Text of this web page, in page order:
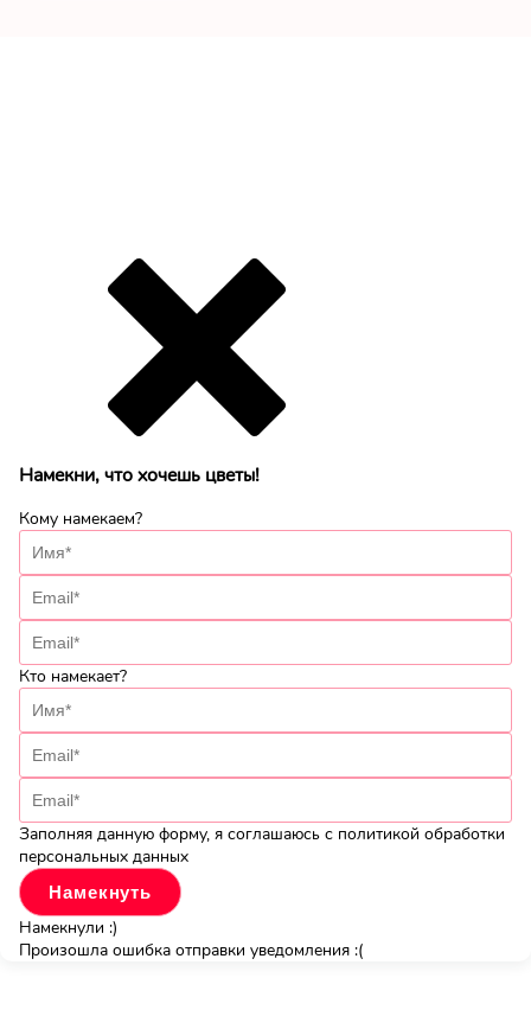
Намекни, что хочешь цветы!
Кому намекаем?
Кто намекает?
Заполняя данную форму, я соглашаюсь с политикой обработки
персональных данных
Намекнули :)
Произошла ошибка отправки уведомления :(